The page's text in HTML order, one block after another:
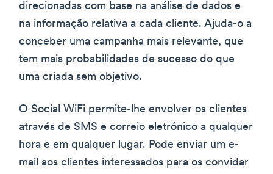
direcionadas com base na análise de dados e
na informação relativa a cada cliente. Ajuda-o a
conceber uma campanha mais relevante, que
tem mais probabilidades de sucesso do que
uma criada sem objetivo.
O Social WiFi permite-lhe envolver os clientes
através de SMS e correio eletrónico a qualquer
hora e em qualquer lugar. Pode enviar um e-
mail aos clientes interessados para os convidar